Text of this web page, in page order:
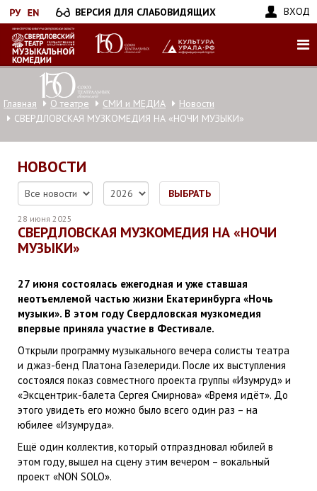
Перейти
к
основному
содержанию
ВЕРСИЯ ДЛЯ СЛАБОВИДЯЩИХ ВХОД
Главная О театре СМИ и МЕДИА
Новости
СВЕРДЛОВСКАЯ МУЗКОМЕДИЯ НА «НОЧИ МУЗЫКИ»
НОВОСТИ
ВЫБРАТЬ
28 июня 2025
СВЕРДЛОВСКАЯ МУЗКОМЕДИЯ НА «НОЧИ
МУЗЫКИ»
27 июня состоялась ежегодная и уже ставшая
неотъемлемой частью жизни Екатеринбурга «Ночь
музыки». В этом году Свердловская музкомедия
впервые приняла участие в Фестивале.
Открыли программу музыкального вечера солисты театра
и джаз-бенд Платона Газелериди. После их выступления
состоялся показ совместного проекта группы «Изумруд» и
«Эксцентрик-балета Сергея Смирнова» «Время идёт». До
этого увидеть его можно было всего один раз – на
юбилее «Изумруда».
Ещё один коллектив, который отпраздновал юбилей в
этом году, вышел на сцену этим вечером – вокальный
проект «NON SOLO».